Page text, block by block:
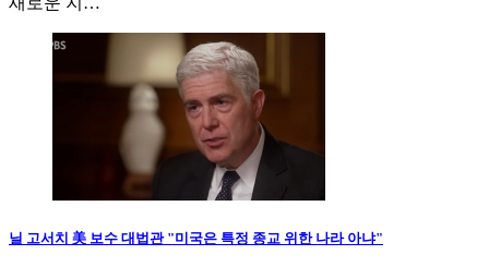
닐 고서치 美 보수 대법관 "미국은 특정 종교 위한 나라 아냐"